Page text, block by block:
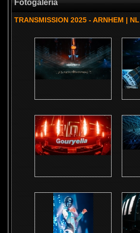
Fotogaléria
TRANSMISSION 2025 - ARNHEM | NL